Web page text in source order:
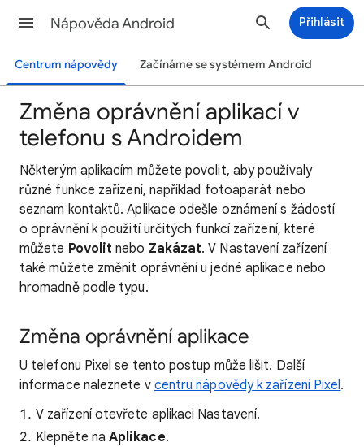
Nápověda Android Přihlásit
Centrum nápovědy Začínáme se systémem Android
Změna oprávnění aplikací v
telefonu s Androidem
Některým aplikacím můžete povolit, aby používaly
různé funkce zařízení, například fotoaparát nebo
seznam kontaktů. Aplikace odešle oznámení s žádostí
o oprávnění k použití určitých funkcí zařízení, které
můžete Povolit nebo Zakázat. V Nastavení zařízení
také můžete změnit oprávnění u jedné aplikace nebo
hromadně podle typu.
Změna oprávnění aplikace
U telefonu Pixel se tento postup může lišit. Další
informace naleznete v centru nápovědy k zařízení Pixel.
V zařízení otevřete aplikaci Nastavení.
Klepněte na Aplikace.